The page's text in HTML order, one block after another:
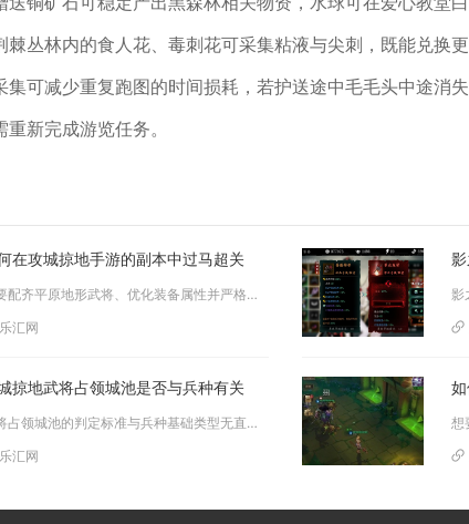
棘丛林内的食人花、毒刺花可采集粘液与尖刺，既能兑换
集可减少重复跑图的时间损耗，若护送途中毛毛头中途消
新完成游览任务。
在攻城掠地手游的副本中过马超关
只要配齐平原地形武将、优化装备属性并严格把控战法格挡时机，就能稳定通关攻城掠地手游马超关卡，其中三号位武将成功挡住马超本...
乐汇网
掠地武将占领城池是否与兵种有关
武将占领城池的判定标准与兵种基础类型无直接绑定关系，但兵种会大幅改变攻城效率、战损高低与守城维持能力，直接影响能否顺利完...
乐汇网